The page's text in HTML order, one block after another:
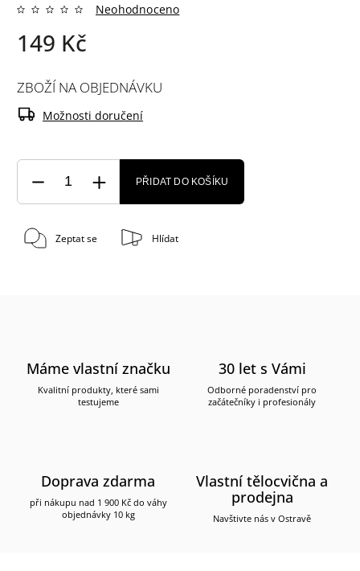
Neohodnoceno
149 Kč
ZBOŽÍ NA OBJEDNÁVKU
Možnosti doručení
PŘIDAT DO KOŠÍKU
Zeptat se Hlídat
Máme vlastní značku
Kvalitní produkty, které sami
testujeme
30 let s Vámi
Odborné poradenství pro
začátečníky i profesionály
Doprava zdarma
při nákupu nad 1 900 Kč do váhy
objednávky 10 kg
Vlastní tělocvična a
prodejna
Navštivte nás v Ostravě